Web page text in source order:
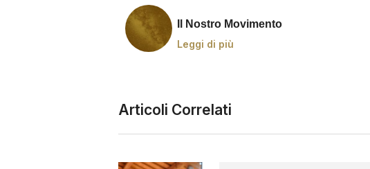
Il Nostro Movimento
Leggi di più
Articoli Correlati